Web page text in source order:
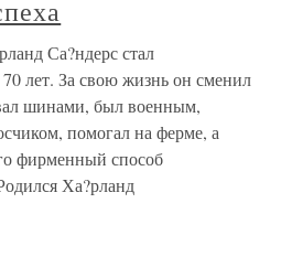
Са?ндерс стал
лет. За свою жизнь он сменил
шинами, был военным,
помогал на ферме, а
фирменный способ
Ха?рланд